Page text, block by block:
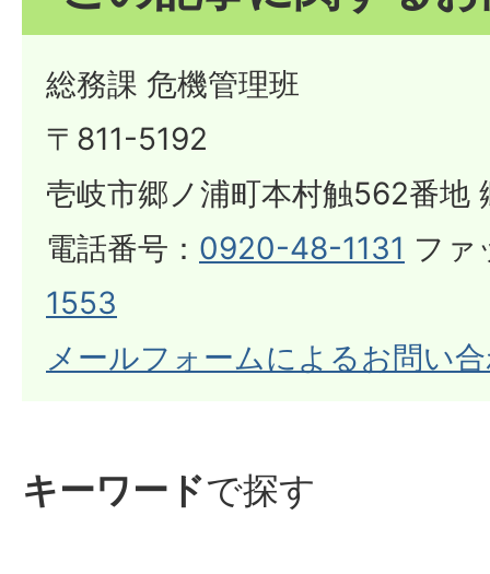
総務課 危機管理班
〒811-5192
壱岐市郷ノ浦町本村触562番地
電話番号： 0920-48-1131 ファ
1553
メールフォームによるお問い
キーワードで探す